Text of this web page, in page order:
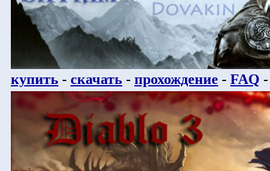
купить - скачать - прохождение - FAQ